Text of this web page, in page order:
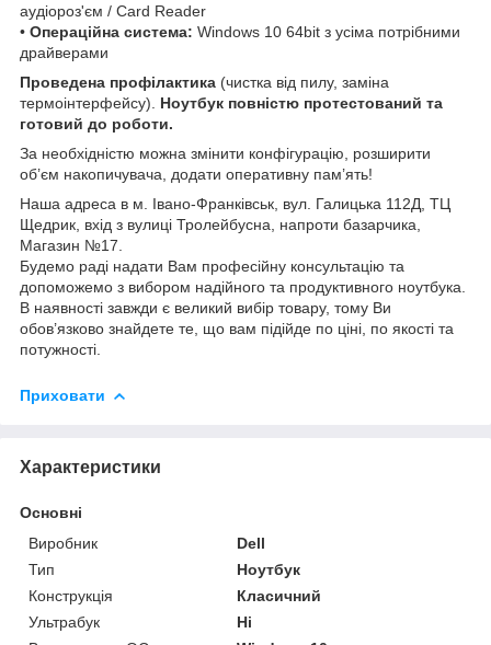
аудіороз'єм / Card Reader
• Операційна система: Windows 10 64bit з усіма потрібними
драйверами
Проведена профілактика (чистка від пилу, заміна
термоінтерфейсу). Ноутбук повністю протестований та
готовий до роботи.
За необхідністю можна змінити конфігурацію, розширити
об’єм накопичувача, додати оперативну пам’ять!
Наша адреса в м. Івано-Франківськ, вул. Галицька 112Д, ТЦ
Щедрик, вхід з вулиці Тролейбусна, напроти базарчика,
Магазин №17.
Будемо раді надати Вам професійну консультацію та
допоможемо з вибором надійного та продуктивного ноутбука.
В наявності завжди є великий вибір товару, тому Ви
обов’язково знайдете те, що вам підійде по ціні, по якості та
потужності.
Приховати
Характеристики
Основні
Виробник
Dell
Тип
Ноутбук
Конструкція
Класичний
Ультрабук
Ні